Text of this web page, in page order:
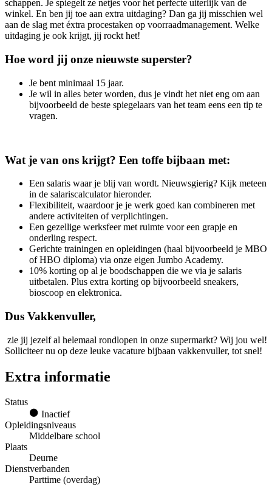
schappen. Je spiegelt ze netjes voor het perfecte uiterlijk van de
winkel. En ben jij toe aan extra uitdaging? Dan ga jij misschien wel
aan de slag met éxtra procestaken op voorraadmanagement. Welke
uitdaging je ook krijgt, jij rockt het!
Hoe word jij onze nieuwste superster?
Je bent minimaal 15 jaar.
Je wil in alles beter worden, dus je vindt het niet eng om aan
bijvoorbeeld de beste spiegelaars van het team eens een tip te
vragen.
Wat je van ons krijgt? Een toffe bijbaan met:
Een salaris waar je blij van wordt. Nieuwsgierig? Kijk meteen
in de salariscalculator hieronder.
Flexibiliteit, waardoor je je werk goed kan combineren met
andere activiteiten of verplichtingen.
Een gezellige werksfeer met ruimte voor een grapje en
onderling respect.
Gerichte trainingen en opleidingen (haal bijvoorbeeld je MBO
of HBO diploma) via onze eigen Jumbo Academy.
10% korting op al je boodschappen die we via je salaris
uitbetalen. Plus extra korting op bijvoorbeeld sneakers,
bioscoop en elektronica.
Dus Vakkenvuller,
zie jij jezelf al helemaal rondlopen in onze supermarkt? Wij jou wel!
Solliciteer nu op deze leuke vacature bijbaan vakkenvuller, tot snel!
Extra informatie
Status
Inactief
Opleidingsniveaus
Middelbare school
Plaats
Deurne
Dienstverbanden
Parttime (overdag)